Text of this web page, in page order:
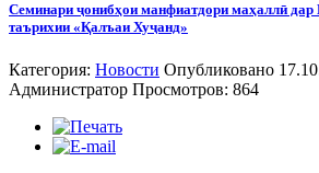
Семинари ҷонибҳои манфиатдори маҳаллӣ
таърихии «Қалъаи Хуҷанд»
Категория: Новости Опубликовано
Администратор Просмотров: 864